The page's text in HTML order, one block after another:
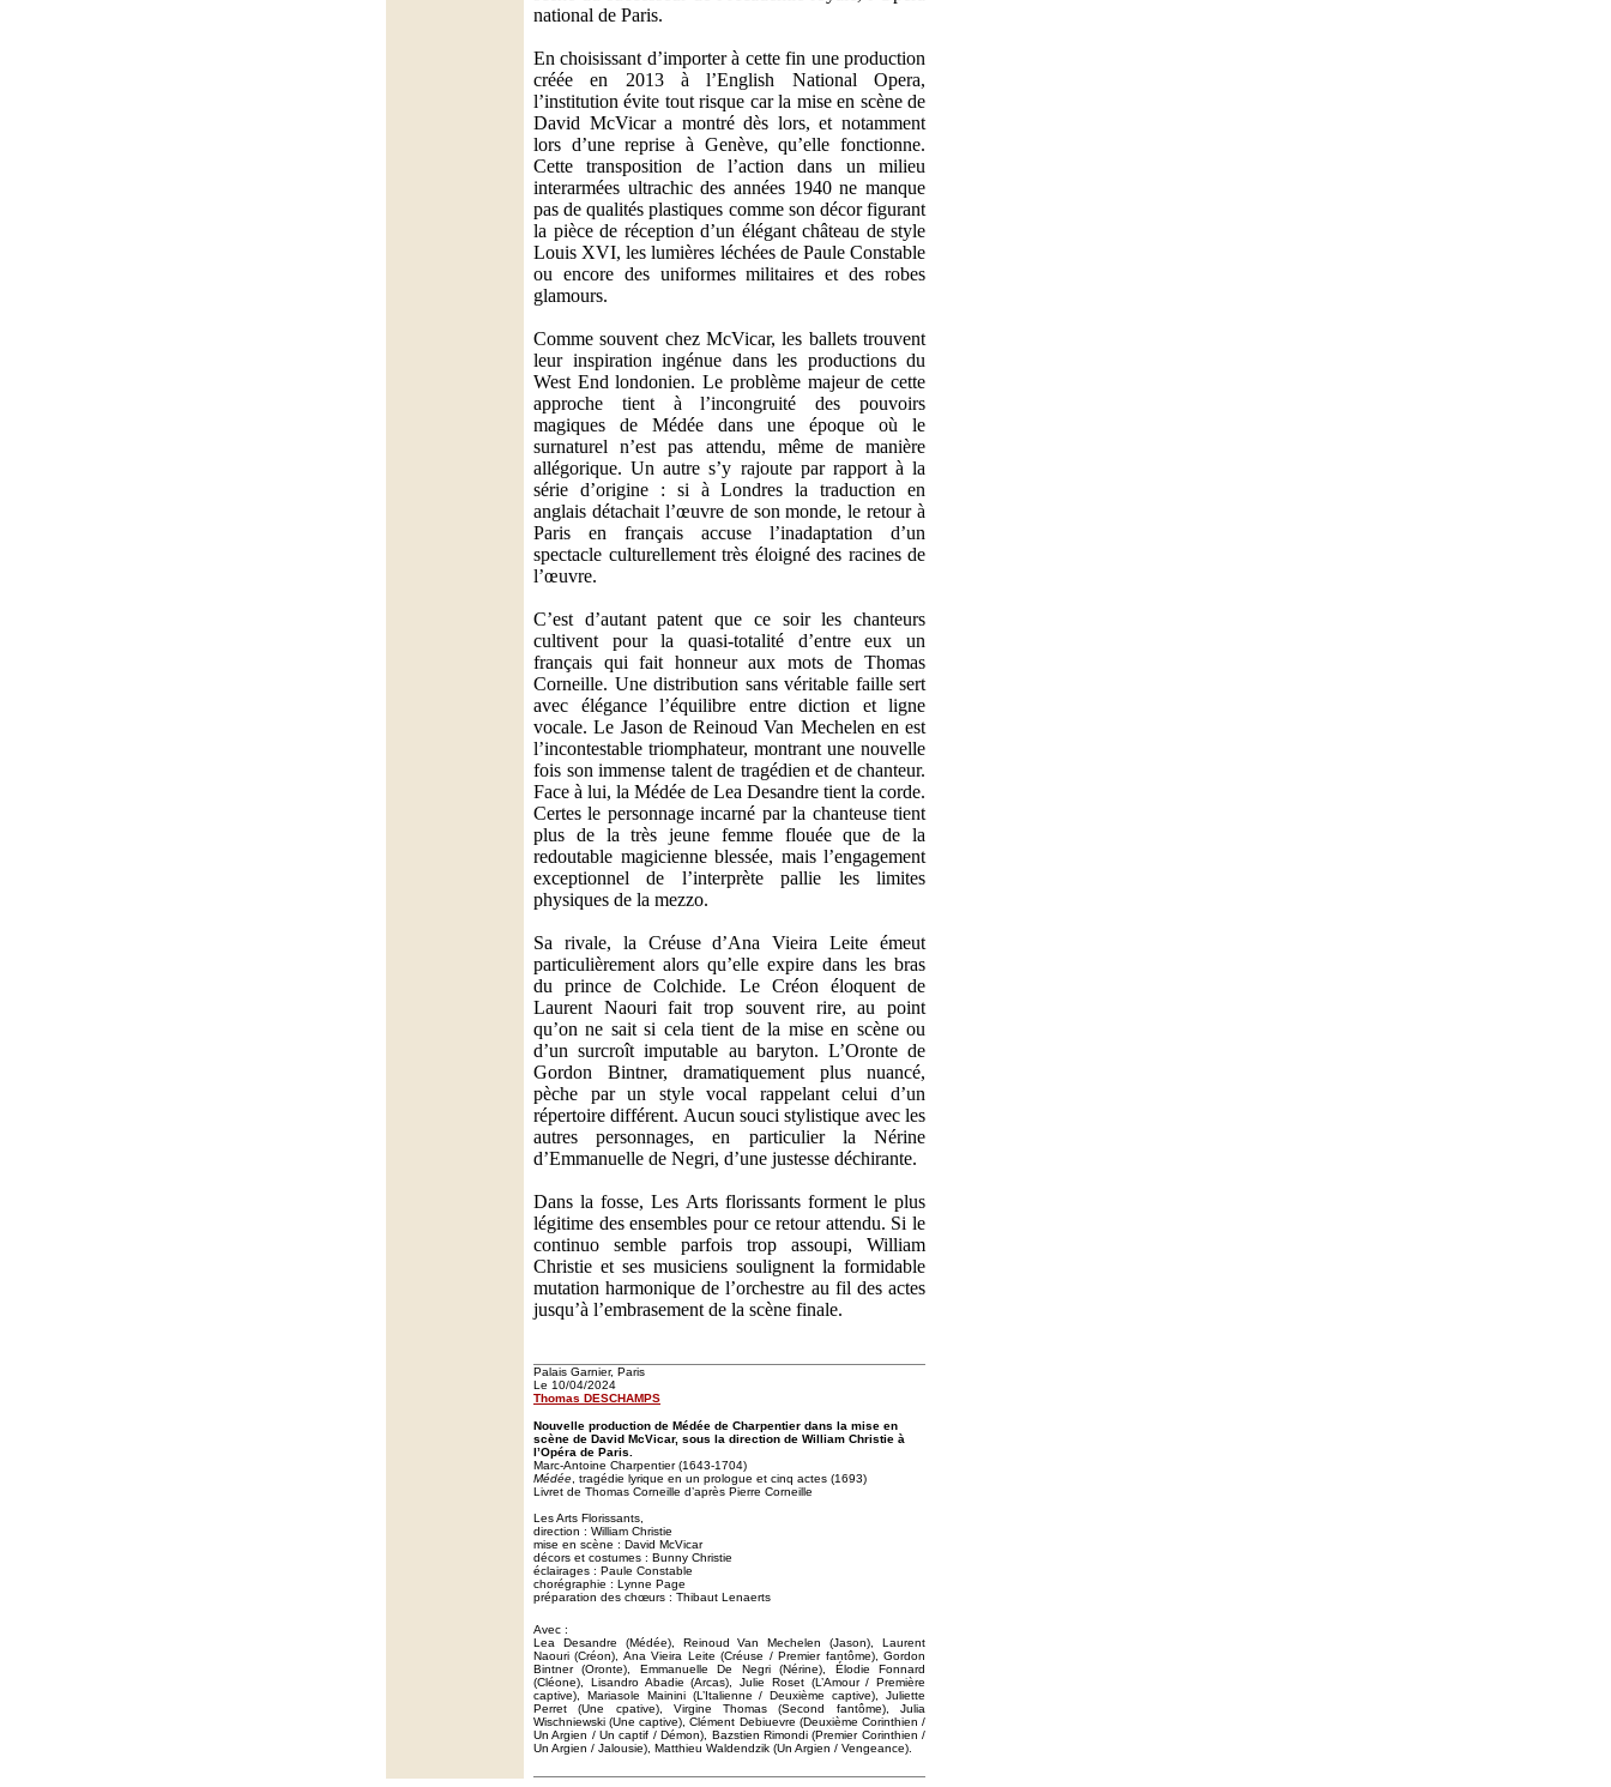
national de Paris.
En choisissant d’importer à cette fin une production
créée en 2013 à l’English National Opera,
l’institution évite tout risque car la mise en scène de
David McVicar a montré dès lors, et notamment
lors d’une reprise à Genève, qu’elle fonctionne.
Cette transposition de l’action dans un milieu
interarmées ultrachic des années 1940 ne manque
pas de qualités plastiques comme son décor figurant
la pièce de réception d’un élégant château de style
Louis XVI, les lumières léchées de Paule Constable
ou encore des uniformes militaires et des robes
glamours.
Comme souvent chez McVicar, les ballets trouvent
leur inspiration ingénue dans les productions du
West End londonien. Le problème majeur de cette
approche tient à l’incongruité des pouvoirs
magiques de Médée dans une époque où le
surnaturel n’est pas attendu, même de manière
allégorique. Un autre s’y rajoute par rapport à la
série d’origine : si à Londres la traduction en
anglais détachait l’œuvre de son monde, le retour à
Paris en français accuse l’inadaptation d’un
spectacle culturellement très éloigné des racines de
l’œuvre.
C’est d’autant patent que ce soir les chanteurs
cultivent pour la quasi-totalité d’entre eux un
français qui fait honneur aux mots de Thomas
Corneille. Une distribution sans véritable faille sert
avec élégance l’équilibre entre diction et ligne
vocale. Le Jason de Reinoud Van Mechelen en est
l’incontestable triomphateur, montrant une nouvelle
fois son immense talent de tragédien et de chanteur.
Face à lui, la Médée de Lea Desandre tient la corde.
Certes le personnage incarné par la chanteuse tient
plus de la très jeune femme flouée que de la
redoutable magicienne blessée, mais l’engagement
exceptionnel de l’interprète pallie les limites
physiques de la mezzo.
Sa rivale, la Créuse d’Ana Vieira Leite émeut
particulièrement alors qu’elle expire dans les bras
du prince de Colchide. Le Créon éloquent de
Laurent Naouri fait trop souvent rire, au point
qu’on ne sait si cela tient de la mise en scène ou
d’un surcroît imputable au baryton. L’Oronte de
Gordon Bintner, dramatiquement plus nuancé,
pèche par un style vocal rappelant celui d’un
répertoire différent. Aucun souci stylistique avec les
autres personnages, en particulier la Nérine
d’Emmanuelle de Negri, d’une justesse déchirante.
Dans la fosse, Les Arts florissants forment le plus
légitime des ensembles pour ce retour attendu. Si le
continuo semble parfois trop assoupi, William
Christie et ses musiciens soulignent la formidable
mutation harmonique de l’orchestre au fil des actes
jusqu’à l’embrasement de la scène finale.
Palais Garnier, Paris
Le 10/04/2024
Thomas DESCHAMPS
Nouvelle production de Médée de Charpentier dans la mise en
scène de David McVicar, sous la direction de William Christie à
l’Opéra de Paris.
Marc-Antoine Charpentier (1643-1704)
Médée , tragédie lyrique en un prologue et cinq actes (1693)
Livret de Thomas Corneille d’après Pierre Corneille
Les Arts Florissants,
direction : William Christie
mise en scène : David McVicar
décors et costumes : Bunny Christie
éclairages : Paule Constable
chorégraphie : Lynne Page
préparation des chœurs : Thibaut Lenaerts
Avec :
Lea Desandre (Médée), Reinoud Van Mechelen (Jason), Laurent
Naouri (Créon), Ana Vieira Leite (Créuse / Premier fantôme), Gordon
Bintner (Oronte), Emmanuelle De Negri (Nérine), Élodie Fonnard
(Cléone), Lisandro Abadie (Arcas), Julie Roset (L’Amour / Première
captive), Mariasole Mainini (L’Italienne / Deuxième captive), Juliette
Perret (Une cpative), Virgine Thomas (Second fantôme), Julia
Wischniewski (Une captive), Clément Debiuevre (Deuxième Corinthien /
Un Argien / Un captif / Démon), Bazstien Rimondi (Premier Corinthien /
Un Argien / Jalousie), Matthieu Waldendzik (Un Argien / Vengeance).